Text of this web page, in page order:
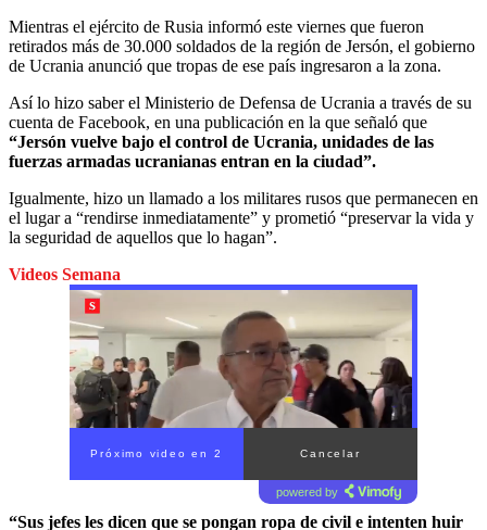
Mientras el ejército de Rusia informó este viernes que fueron
retirados más de 30.000 soldados de la región de Jersón, el gobierno
de Ucrania anunció que tropas de ese país ingresaron a la zona.
Así lo hizo saber el Ministerio de Defensa de Ucrania a través de su
cuenta de Facebook, en una publicación en la que señaló que
“Jersón vuelve bajo el control de Ucrania, unidades de las
fuerzas armadas ucranianas entran en la ciudad”.
Igualmente, hizo un llamado a los militares rusos que permanecen en
el lugar a “rendirse inmediatamente” y prometió “preservar la vida y
la seguridad de aquellos que lo hagan”.
Videos Semana
Próximo video en 1 Cancelar
powered by
“Sus jefes les dicen que se pongan ropa de civil e intenten huir